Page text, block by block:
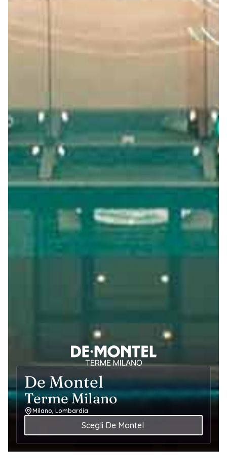
De Montel
Terme Milano
Milano, Lombardia
Scegli De Montel